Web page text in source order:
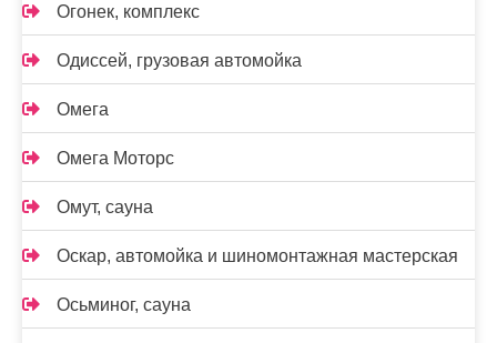
Огонек, комплекс
Одиссей, грузовая автомойка
Омега
Омега Моторс
Омут, сауна
Оскар, автомойка и шиномонтажная мастерская
Осьминог, сауна